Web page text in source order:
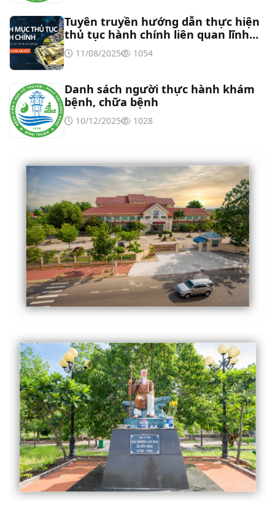
Thư mời báo giá sửa chữa máy nước nóng tấm
phẵng
Tuyên truyền hướng dẫn thực hiện
thủ tục hành chính liên quan lĩnh
vực tần số vô tuyến điện
11/08/2025 1054
Danh sách người thực hành khám
bệnh, chữa bệnh
10/12/2025 1028